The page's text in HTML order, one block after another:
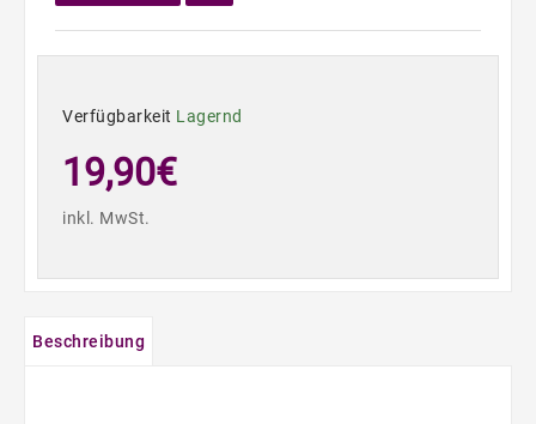
Verfügbarkeit Lagernd
19,90€
inkl. MwSt.
Beschreibung